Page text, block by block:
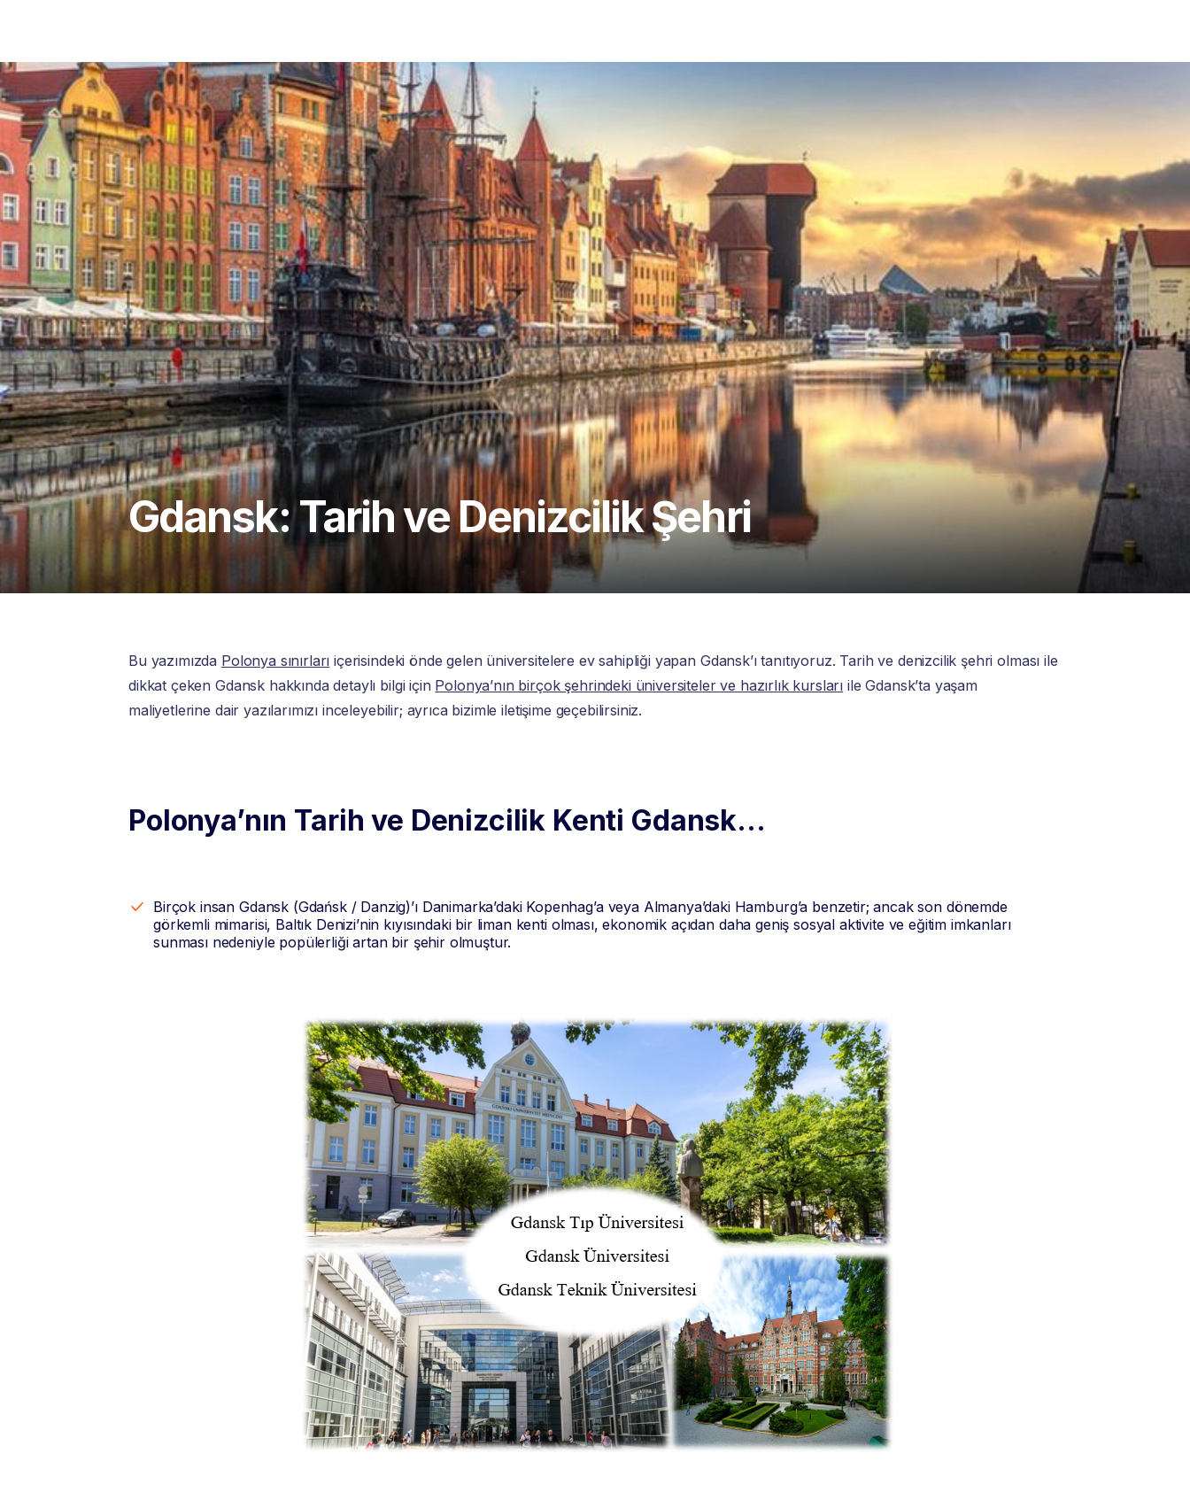
Gdansk: Tarih ve Denizcilik Şehri
Bu yazımızda Polonya sınırları içerisindeki önde gelen üniversitelere ev sahipliği yapan Gdansk’ı tanıtıyoruz. Tarih ve denizcilik şehri olması ile
dikkat çeken Gdansk hakkında detaylı bilgi için Polonya’nın birçok şehrindeki üniversiteler ve hazırlık kursları ile Gdansk’ta yaşam
maliyetlerine dair yazılarımızı inceleyebilir; ayrıca bizimle iletişime geçebilirsiniz.
Polonya’nın Tarih ve Denizcilik Kenti Gdansk…
Birçok insan Gdansk (Gdańsk / Danzig)’ı Danimarka’daki Kopenhag’a veya Almanya’daki Hamburg’a benzetir; ancak son dönemde
görkemli mimarisi, Baltık Denizi’nin kıyısındaki bir liman kenti olması, ekonomik açıdan daha geniş sosyal aktivite ve eğitim imkanları
sunması nedeniyle popülerliği artan bir şehir olmuştur.